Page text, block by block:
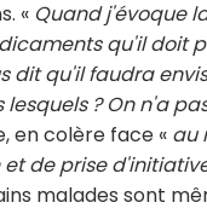
« Quand j'évoque
qu'il doit
dit qu'il faudra
? On n'a
en colère face « au
de prise
malades sont